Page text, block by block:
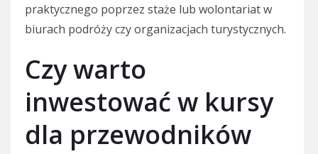
praktycznego poprzez staże lub wolontariat w
biurach podróży czy organizacjach turystycznych.
Czy warto
inwestować w kursy
dla przewodników